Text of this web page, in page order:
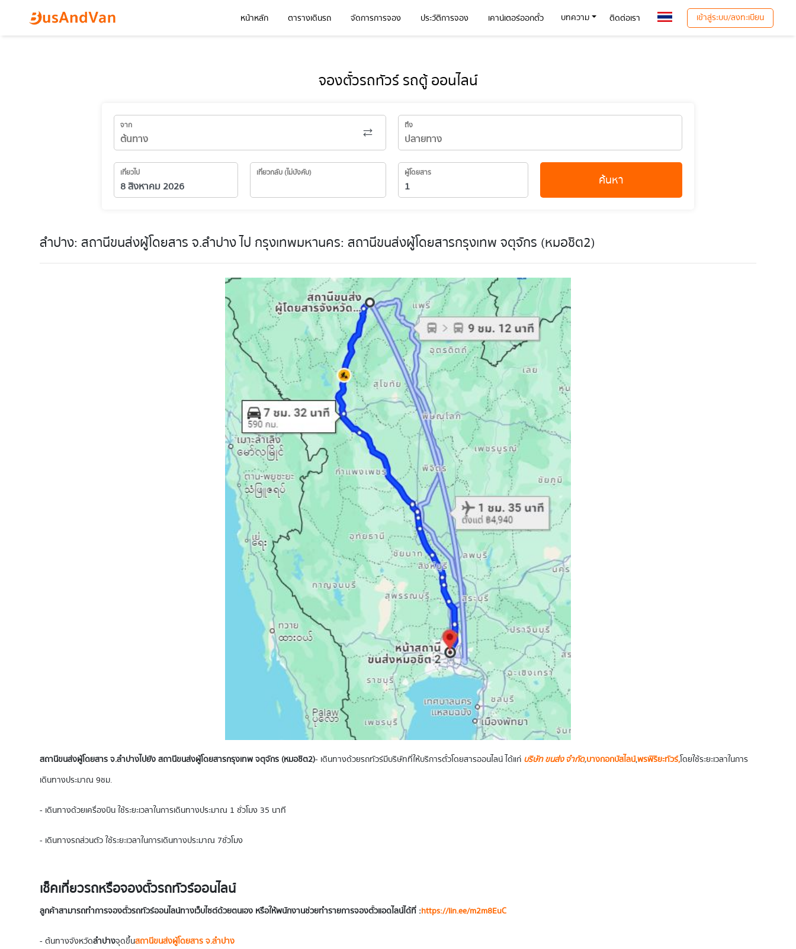
หน้าหลัก ตารางเดินรถ จัดการการจอง ประวัติการจอง เคาน์เตอร์ออกตั๋ว บทความ ติดต่อเรา เข้าสู่ระบบ/ลงทะเบียน
จองตั๋วรถทัวร์ รถตู้ ออนไลน์
จาก ถึง
เที่ยวไป เที่ยวกลับ (ไม่บังคับ) ผู้โดยสาร ค้นหา
ลำปาง: สถานีขนส่งผู้โดยสาร จ.ลำปาง ไป กรุงเทพมหานคร: สถานีขนส่งผู้โดยสารกรุงเทพ จตุจักร (หมอชิต2)
สถานีขนส่งผู้โดยสาร จ.ลำปาง ไปยัง สถานีขนส่งผู้โดยสารกรุงเทพ จตุจักร (หมอชิต2)- เดินทางด้วยรถทัวร์มีบริษัทที่ให้บริการตั๋วโดยสารออนไลน์ ได้แก่ บริษัท ขนส่ง จำกัด,บางกอกบัสไลน์,พรพิริยะทัวร์,โดยใช้ระยะเวลาในการ
เดินทางประมาณ 9 ชม.
- เดินทางด้วยเครื่องบิน ใช้ระยะเวลาในการเดินทางประมาณ 1 ชั่วโมง 35 นาที
- เดินทางรถส่วนตัว ใช้ระยะเวลาในการเดินทางประมาณ 7 ชั่วโมง
เช็คเที่ยวรถหรือจองตั๋วรถทัวร์ออนไลน์
ลูกค้าสามารถทำการจองตั๋วรถทัวร์ออนไลน์ทางเว็บไซต์ด้วยตนเอง หรือให้พนักงานช่วยทำรายการจองตั๋วแอดไลน์ได้ที่ :https://lin.ee/m2m8EuC
- ต้นทางจังหวัดลำปางจุดขึ้นสถานีขนส่งผู้โดยสาร จ.ลำปาง